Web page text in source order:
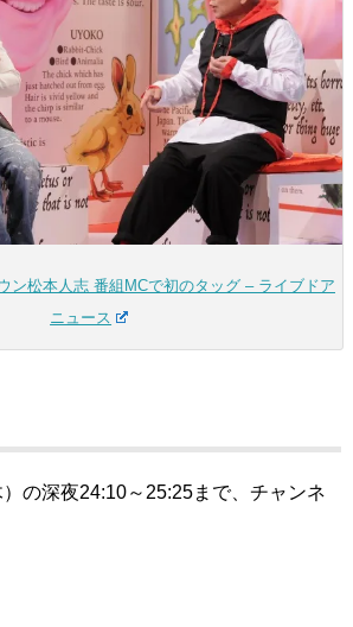
ン松本人志 番組MCで初のタッグ – ライブドア
ニュース
の深夜24:10～25:25まで、チャンネ